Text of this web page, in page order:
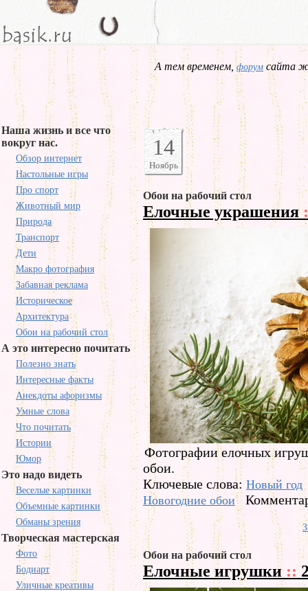
А тем временем,форум сайта
Наша жизнь и все что
вокруг нас.
Обзор интернет
Настольные игры
Про спорт
Животный мир
Природа
Транспорт
Дети
Макро фотография
Забавная реклама
Историческое
Архитектура
Обои на рабочий стол
А это интересно почитать
Полезно знать
Интересные факты
Анекдоты афоризмы
Умные слова
Что почитать
Истории
Юмор
Это надо видеть
Веселые картинки
Объемные картинки
Обманы зрения
Творческая мастерская
Фото
Бодиарт
Уличные креативы
14
Ноябрь
Обои на рабочий стол
Елочные украшения
Фотографии елочных
обои.
Ключевые слова: Новый год
Новогодние обои
Обои на рабочий стол
Елочные игрушки::